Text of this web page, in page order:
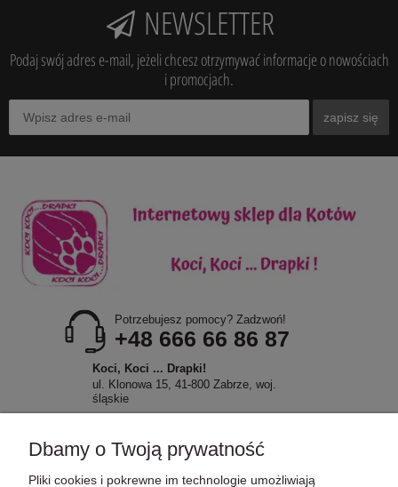
NEWSLETTER
Podaj swój adres e-mail, jeżeli chcesz otrzymywać informacje o nowościach
i promocjach.
zapisz się
Potrzebujesz pomocy? Zadzwoń!
+48 666 66 86 87
Koci, Koci ... Drapki!
ul. Klonowa 15, 41-800 Zabrze, woj.
śląskie
Dbamy o Twoją prywatność
Pliki cookies i pokrewne im technologie umożliwiają